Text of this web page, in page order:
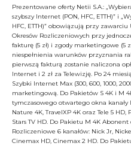
Prezentowane oferty Netii S.A.:
szybszy Internet (PON, HFC, ETTH)” i
HFC, ETTH)” obowiązują przy
Okresów Rozliczeniowych przy
fakturę (5 zł) i zgody marketingowe (5
niespełnienia warunków przyznania
pierwszą fakturą zostanie naliczona
Internet i 2 zł za Telewizję. Po 24
Szybki Internet Max (300, 600, 1000,
marketingową. Do Pakietów S 4K i M
tymczasowego otwartego okna kanały
Nature 4K, TravelXP 4K oraz Tele 5 HD,
Stars TV HD. Do Pakietu M 4K
Rozliczeniowe 6 kanałów: Nick Jr,
Cinemax HD, Cinemax 2 HD. Do